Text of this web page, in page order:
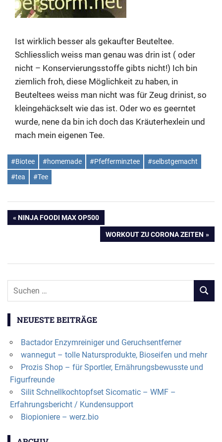
Ist wirklich besser als gekaufter Beuteltee.
Schliesslich weiss man genau was drin ist ( oder
nicht – Konservierungsstoffe gibts nicht!) Ich bin
ziemlich froh, diese Möglichkeit zu haben, in
Beuteltees weiss man nicht was für Zeug drinist, so
kleingehäckselt wie das ist. Oder wo es geerntet
wurde, nene da bin ich doch das Kräuterhexlein und
mach mein eigenen Tee.
#Biotee #homemade #Pfefferminztee
#selbstgemacht
#tea
#Tee
Beitragsnavigation
VORHERIGER
NINJA FOODI MAX OP500
NÄCHSTER
BEITRAG:
WORKOUT ZU CORONA ZEITEN
NEUESTE BEITRÄGE
Bactador Enzymreiniger und Geruchsentferner
wannegut – tolle Natursprodukte, Bioseifen und mehr
Prozis Shop – für Sportler, Ernährungsbewusste und
Figurfreunde
Silit Schnellkochtopfset Sicomatic – WMF –
Erfahrungsbericht / Kundensupport
Biopioniere – werz.bio